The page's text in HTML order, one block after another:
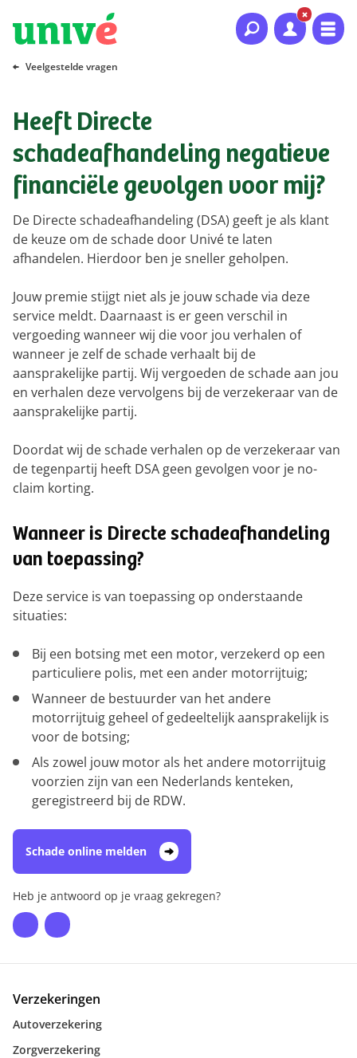
Naar hoofdinhoud
Naar hoofdnavigatie
Naar footer
Veelgestelde vragen
Heeft Directe
schadeafhandeling negatieve
financiële gevolgen voor mij?
De Directe schadeafhandeling (DSA) geeft je als klant
de keuze om de schade door Univé te laten
afhandelen. Hierdoor ben je sneller geholpen.
Jouw premie stijgt niet als je jouw schade via deze
service meldt. Daarnaast is er geen verschil in
vergoeding wanneer wij die voor jou verhalen of
wanneer je zelf de schade verhaalt bij de
aansprakelijke partij. Wij vergoeden de schade aan jou
en verhalen deze vervolgens bij de verzekeraar van de
aansprakelijke partij.
Doordat wij de schade verhalen op de verzekeraar van
de tegenpartij heeft DSA geen gevolgen voor je no-
claim korting.
Wanneer is Directe schadeafhandeling
van toepassing?
Deze service is van toepassing op onderstaande
situaties:
Bij een botsing met een motor, verzekerd op een
particuliere polis, met een ander motorrijtuig;
Wanneer de bestuurder van het andere
motorrijtuig geheel of gedeeltelijk aansprakelijk is
voor de botsing;
Als zowel jouw motor als het andere motorrijtuig
voorzien zijn van een Nederlands kenteken,
geregistreerd bij de RDW.
Schade online melden
Heb je antwoord op je vraag gekregen?
Verzekeringen
Autoverzekering
Zorgverzekering